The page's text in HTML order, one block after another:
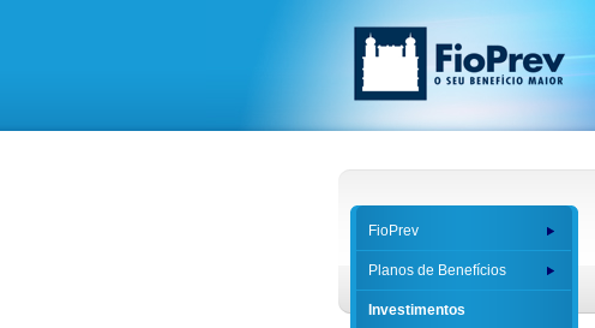
FioPrev
Planos de Benefícios
Investimentos